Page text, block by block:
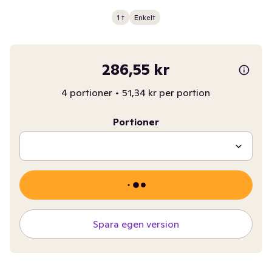
1 t Enkelt
286,55 kr
4 portioner • 51,34 kr per portion
Portioner
Spara egen version